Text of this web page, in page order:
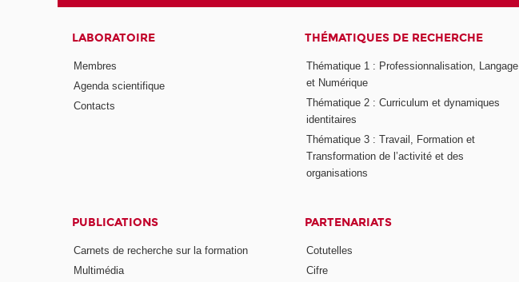
LABORATOIRE
Membres
Agenda scientifique
Contacts
THÉMATIQUES DE RECHERCHE
Thématique 1 : Professionnalisation, Langage
et Numérique
Thématique 2 : Curriculum et dynamiques
identitaires
Thématique 3 : Travail, Formation et
Transformation de l’activité et des
organisations
PUBLICATIONS
Carnets de recherche sur la formation
Multimédia
PARTENARIATS
Cotutelles
Cifre